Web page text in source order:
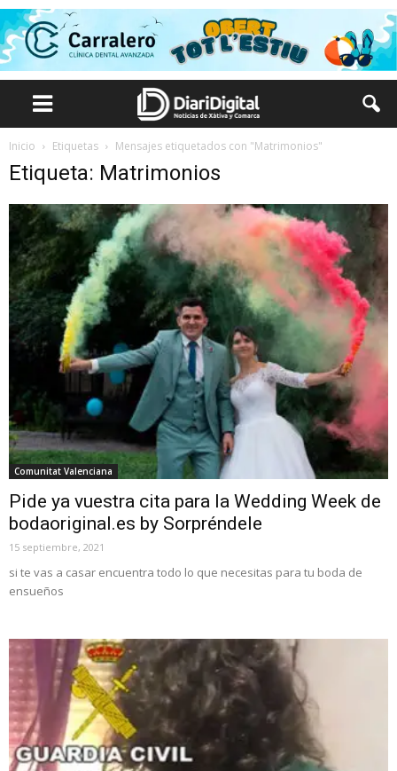
Inicio Etiquetas Mensajes etiquetados con "Matrimonios"
Etiqueta: Matrimonios
Comunitat Valenciana
Pide ya vuestra cita para la Wedding Week de
bodaoriginal.es by Sorpréndele
15 septiembre, 2021
si te vas a casar encuentra todo lo que necesitas para tu boda de
ensueños